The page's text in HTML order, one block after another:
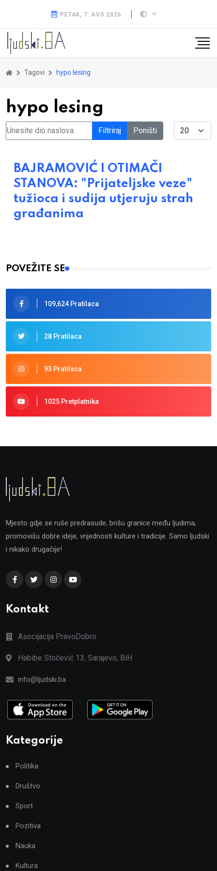
PETAK, 7. AVG 2026.
Tagovi hypo lesing
hypo lesing
Unesite dio naslova Filtriraj Poništi Display #
BAJRAMOVIĆ I OTIMAČI
STANOVA: "Prijateljske veze"
tužioca i sudija utjeruju strah
građanima
POVEŽITE SE
109,624 Pratilaca
28 Pratilaca
93 Pratilaca
1025 Pretplatnika
Mjesto gdje se ruše predrasude, brišu granice među ljudima,
promovišu dobre ideje, vrijednosti kulture i tradicije. Samo ljudski
i nikako drugačije!
Kontakt
Asocijacija PravoDobro
Habibe Stočević 13, Sarajevo, BiH
info@ljudski.ba
Kategorije
Politika
Društvo
Sport
Pozitiva
Nauka
Kultura